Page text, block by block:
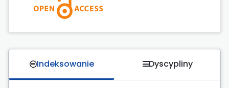
Indeksowanie Dyscypliny